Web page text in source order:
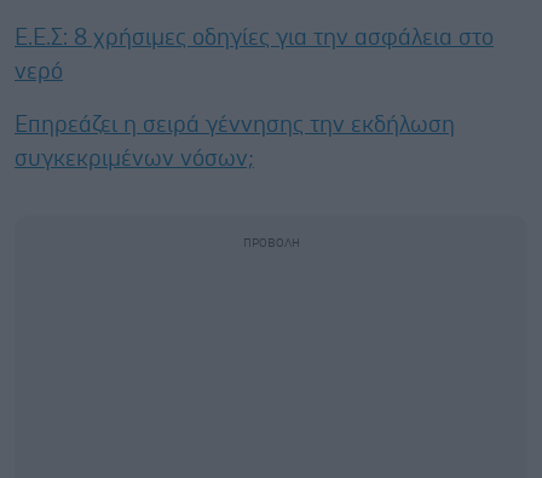
Ε.E.Σ: 8 χρήσιμες οδηγίες για την ασφάλεια στο
νερό
Επηρεάζει η σειρά γέννησης την εκδήλωση
συγκεκριμένων νόσων;